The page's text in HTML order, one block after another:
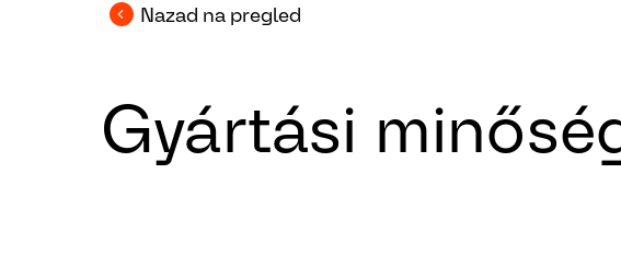
Nazad na pregled
Gyártási